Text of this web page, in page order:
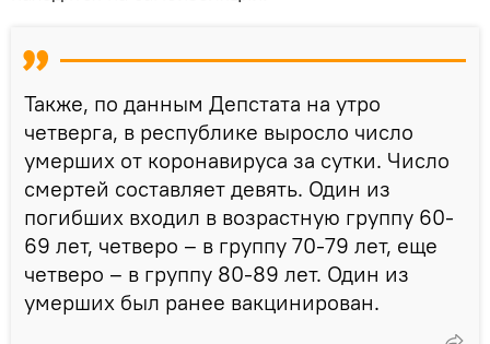
Также, по данным Депстата на утро
четверга, в республике выросло число
умерших от коронавируса за сутки. Число
смертей составляет девять. Один из
погибших входил в возрастную группу 60-
69 лет, четверо – в группу 70-79 лет, еще
четверо – в группу 80-89 лет. Один из
умерших был ранее вакцинирован.